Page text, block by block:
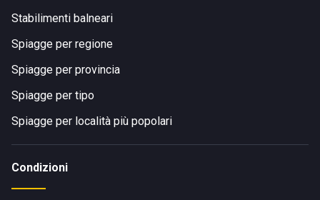
Stabilimenti balneari
Spiagge per regione
Spiagge per provincia
Spiagge per tipo
Spiagge per località più popolari
Condizioni